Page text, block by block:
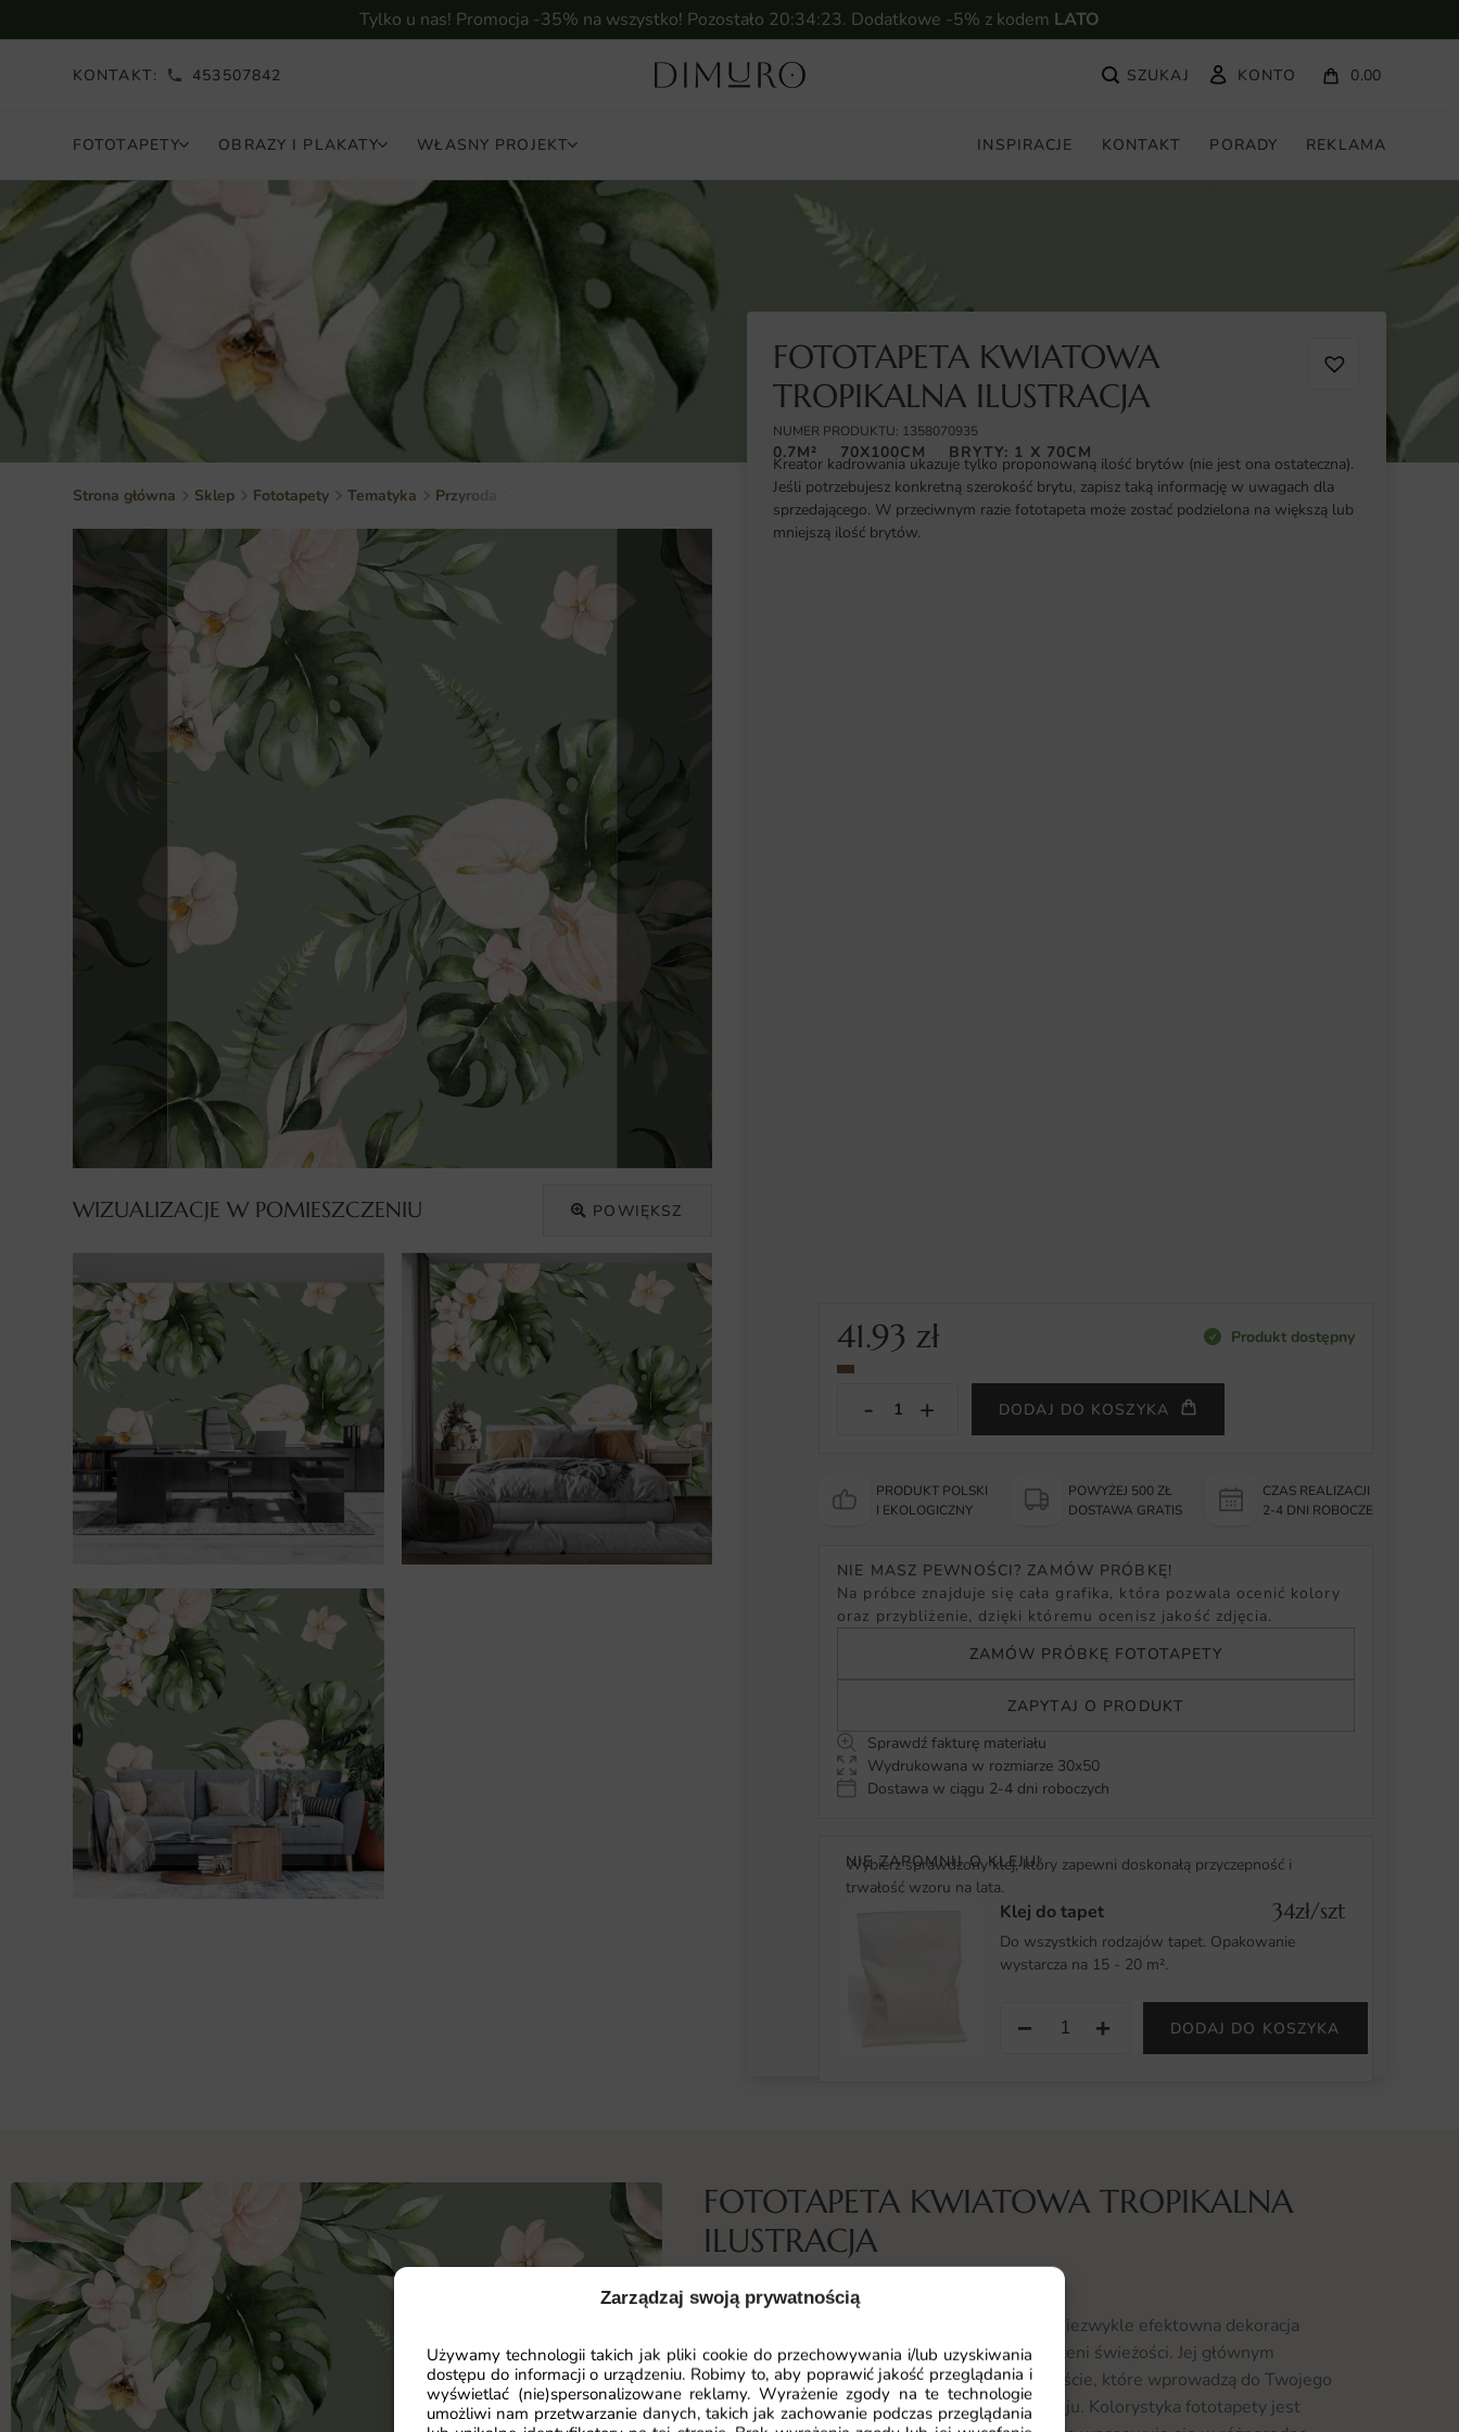
Zarządzaj swoją prywatnością
Używamy technologii takich jak pliki cookie do przechowywania i/lub uzyskiwania
dostępu do informacji o urządzeniu. Robimy to, aby poprawić jakość przeglądania i
wyświetlać (nie)spersonalizowane reklamy. Wyrażenie zgody na te technologie
umożliwi nam przetwarzanie danych, takich jak zachowanie podczas przeglądania
Tylko u nas! Promocja -35% na wszystko! Pozostało 20:34:22. Dodatkowe -5% z kodem LATO
KONTAKT: 453507842 KONTO 0.00
FOTOTAPETY OBRAZY I PLAKATY WŁASNY PROJEKT INSPIRACJE KONTAKT PORADY REKLAMA
Strona główna Sklep Fototapety Tematyka Przyroda Fototapeta Kwiatowa Tropikalna Ilustracja
WIZUALIZACJE W POMIESZCZENIU POWIĘKSZ
FOTOTAPETA KWIATOWA
TROPIKALNA ILUSTRACJA
NUMER PRODUKTU: 1358070935
0.7M² 70X100CM BRYTY: 1 X 70CM
Kreator kadrowania ukazuje tylko proponowaną ilość brytów (nie jest ona ostateczna).
Jeśli potrzebujesz konkretną szerokość brytu, zapisz taką informację w uwagach dla
sprzedającego. W przeciwnym razie fototapeta może zostać podzielona na większą lub
mniejszą ilość brytów.
41.93zł Produkt dostępny
DODAJ DO KOSZYKA
PRODUKT POLSKI
I EKOLOGICZNY
POWYŻEJ 500 ZŁ
DOSTAWA GRATIS
CZAS REALIZACJI
2-4 DNI ROBOCZE
NIE MASZ PEWNOŚCI? ZAMÓW PRÓBKĘ!
Na próbce znajduje się cała grafika, która pozwala ocenić kolory
oraz przybliżenie, dzięki któremu ocenisz jakość zdjęcia.
ZAMÓW PRÓBKĘ FOTOTAPETY
ZAPYTAJ O PRODUKT
Sprawdź fakturę materiału
Wydrukowana w rozmiarze 30x50
Dostawa w ciągu 2-4 dni roboczych
NIE ZAPOMNIJ O KLEJU!
Wybierz sprawdzony klej, który zapewni doskonałą przyczepność i
trwałość wzoru na lata.
Klej do tapet 34zł/szt
Do wszystkich rodzajów tapet. Opakowanie
wystarcza na 15 - 20 m².
− + DODAJ DO KOSZYKA
FOTOTAPETA KWIATOWA TROPIKALNA
ILUSTRACJA
Co przedstawia ta fototapeta
Fototapeta Kwiatowa Tropikalna Ilustracja to niezwykle efektowna dekoracja
wnętrz, która przyciąga wzrok i dodaje przestrzeni świeżości. Jej głównym
motywem są piękne, egzotyczne kwiaty oraz liście, które wprowadzą do Twojego
wnętrza niepowtarzalny klimat tropikalnego raju. Kolorystyka fototapety jest